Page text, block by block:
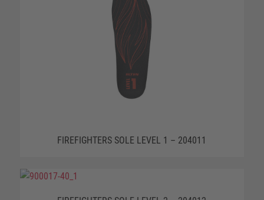
FIREFIGHTERS SOLE LEVEL 1 – 204011